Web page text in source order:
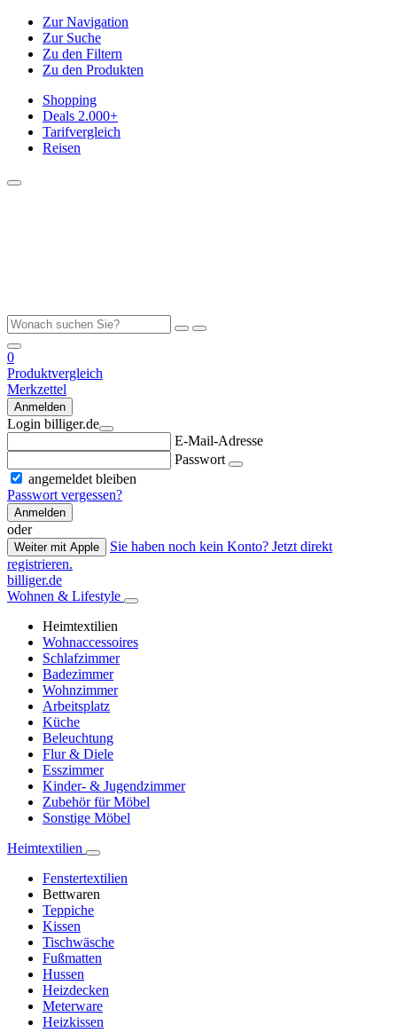
Zur Navigation
Zur Suche
Zu den Filtern
Zu den Produkten
Shopping
Deals 2.000+
Tarifvergleich
Reisen
0
Produktvergleich
Merkzettel
Anmelden
Login billiger.de
E-Mail-Adresse
Passwort
angemeldet bleiben
Passwort vergessen?
Anmelden
oder
Weiter mit Apple
Sie haben noch kein Konto? Jetzt direkt
registrieren.
billiger.de
Wohnen & Lifestyle
Heimtextilien
Wohnaccessoires
Schlafzimmer
Badezimmer
Wohnzimmer
Arbeitsplatz
Küche
Beleuchtung
Flur & Diele
Esszimmer
Kinder- & Jugendzimmer
Zubehör für Möbel
Sonstige Möbel
Heimtextilien
Fenstertextilien
Bettwaren
Teppiche
Kissen
Tischwäsche
Fußmatten
Hussen
Heizdecken
Meterware
Heizkissen